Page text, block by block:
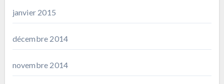
janvier 2015
décembre 2014
novembre 2014